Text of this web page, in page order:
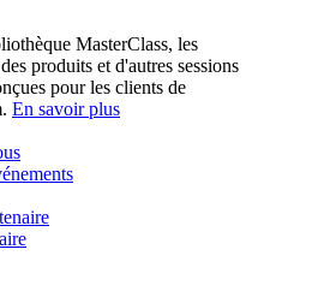
MasterClass, les
produits et d'autres sessions
pour les clients de
En savoir plus